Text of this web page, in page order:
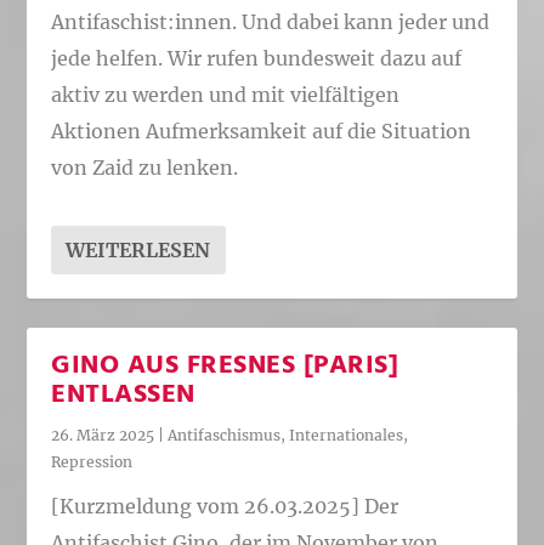
Antifaschist:innen. Und dabei kann jeder und
jede helfen. Wir rufen bundesweit dazu auf
aktiv zu werden und mit vielfältigen
Aktionen Aufmerksamkeit auf die Situation
von Zaid zu lenken.
WEITERLESEN
GINO AUS FRESNES [PARIS]
ENTLASSEN
26. März 2025 |Antifaschismus,Internationales,
Repression
[Kurzmeldung vom 26.03.2025] Der